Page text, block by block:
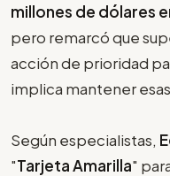
millones de dólares
pero remarcó que
acción de prioridad
implica mantener
Según especialistas,
"Tarjeta Amarilla"